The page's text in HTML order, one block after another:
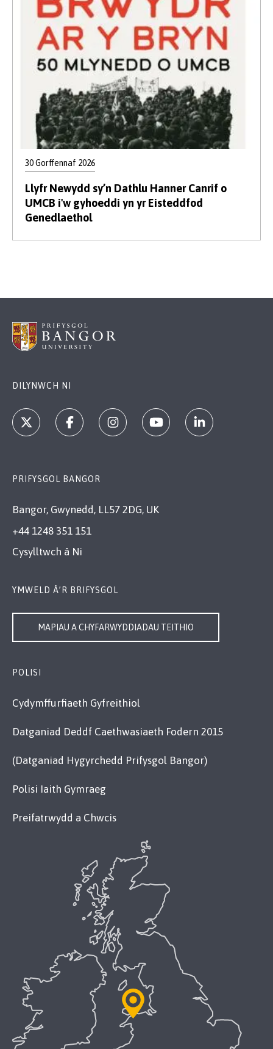
30 Gorffennaf 2026
Llyfr Newydd sy’n Dathlu Hanner Canrif o
UMCB i'w gyhoeddi yn yr Eisteddfod
Genedlaethol
DILYNWCH NI
PRIFYSGOL BANGOR
Bangor, Gwynedd, LL57 2DG, UK
+44 1248 351 151
Cysylltwch â Ni
YMWELD Â’R BRIFYSGOL
MAPIAU A CHYFARWYDDIADAU TEITHIO
POLISI
Cydymffurfiaeth Gyfreithiol
Datganiad Deddf Caethwasiaeth Fodern 2015
(Datganiad Hygyrchedd Prifysgol Bangor)
Polisi Iaith Gymraeg
Preifatrwydd a Chwcis